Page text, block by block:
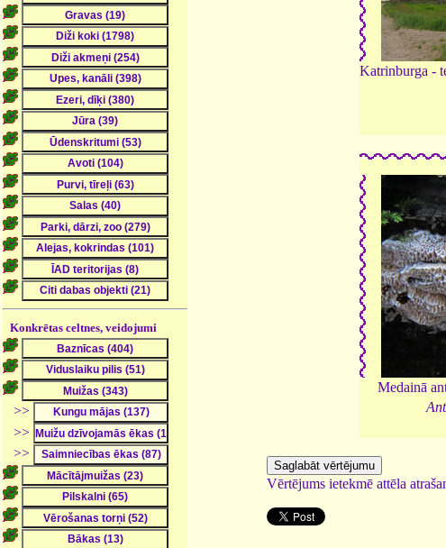
Konkrētas celtnes, veidojumi
>>
>>
>>
Katrinburga -
Medainā
Vērtējums ietekmē attēla